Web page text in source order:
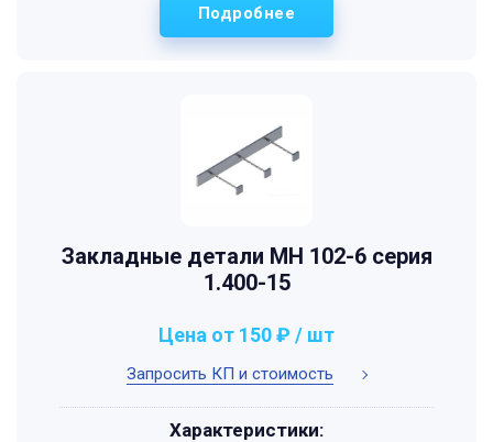
Подробнее
Закладные детали МН 102-6 серия
1.400-15
Запросить КП и стоимость
Цена от 150 ₽ / шт
Характеристики: